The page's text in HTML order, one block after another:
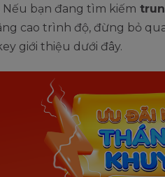
Nếu bạn đang tìm kiếm
cao trình độ, đừng bỏ
giới thiệu dưới đây.